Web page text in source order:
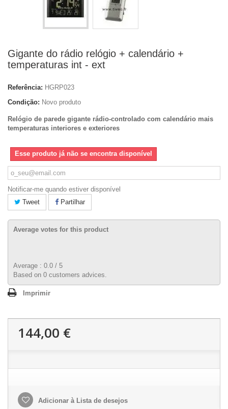
Gigante do rádio relógio + calendário +
temperaturas int - ext
Referência: HGRP023
Condição: Novo produto
Relógio de parede gigante rádio-controlado com calendário mais
temperaturas interiores e exteriores
Esse produto já não se encontra disponível
Notificar-me quando estiver disponível
Tweet
Partilhar
Average votes for this product
Average : 0.0 / 5
Based on 0 customers advices.
Imprimir
144,00 €
Adicionar à Lista de desejos